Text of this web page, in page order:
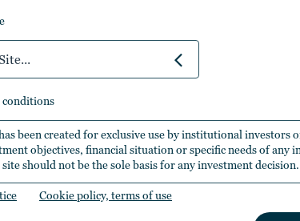
conditions
been created for exclusive use by institutional investors
objectives, financial situation or specific needs of
should not be the sole basis for any investment decision.
Cookie policy, terms of use
Natural
Nuveen